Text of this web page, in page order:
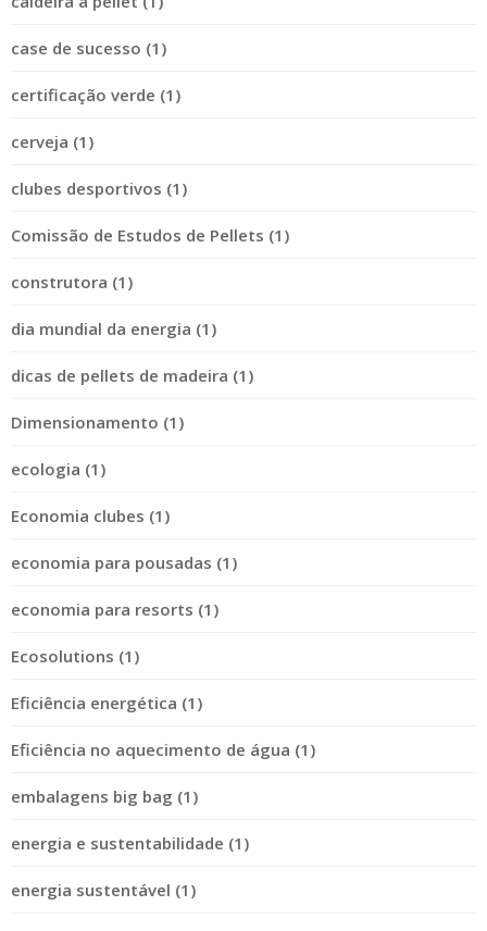
case de sucesso (1)
certificação verde (1)
cerveja (1)
clubes desportivos (1)
Comissão de Estudos de Pellets (1)
construtora (1)
dia mundial da energia (1)
dicas de pellets de madeira (1)
Dimensionamento (1)
ecologia (1)
Economia clubes (1)
economia para pousadas (1)
economia para resorts (1)
Ecosolutions (1)
Eficiência energética (1)
Eficiência no aquecimento de água (1)
embalagens big bag (1)
energia e sustentabilidade (1)
energia sustentável (1)